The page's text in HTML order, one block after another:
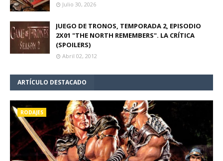
Julio 30, 2026
JUEGO DE TRONOS, TEMPORADA 2, EPISODIO
2X01 "THE NORTH REMEMBERS". LA CRÍTICA
(SPOILERS)
Abril 02, 2012
ARTÍCULO DESTACADO
RODAJES